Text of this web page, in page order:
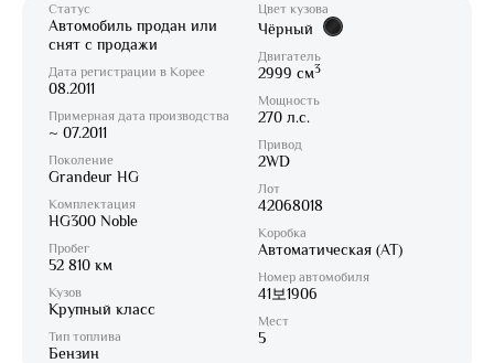
Статус
Автомобиль продан или
снят с продажи
Дата регистрации в Корее
08.2011
Примерная дата производства
~ 07.2011
Поколение
Grandeur HG
Комплектация
HG300 Noble
Пробег
52 810 км
Кузов
Крупный класс
Тип топлива
Бензин
Цвет кузова
Чёрный
Двигатель
2999 см3
Мощность
270 л.с.
Привод
2WD
Лот
42068018
Коробка
Автоматическая (AT)
Номер автомобиля
41보1906
Мест
5